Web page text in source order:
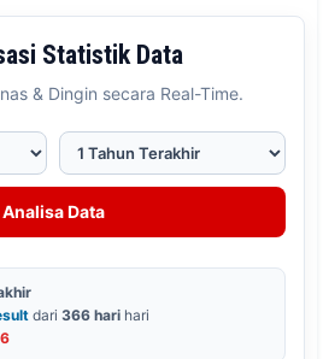
Statistik Data
& Dingin secara Real-Time.
Analisa Data
dari 366 hari hari